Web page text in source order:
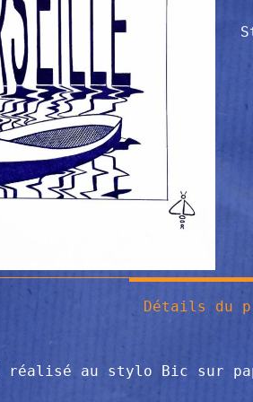
Détails du
réalisé au stylo Bic sur